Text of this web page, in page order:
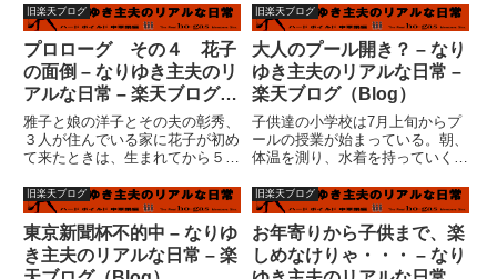
介して、次の人（５人？）にバト
ンを渡して好きな音楽紹介の輪を
広げるということでしょうか。輪
を広げてもねずみ講式に儲からな
さ...
「よさそうですね」なんていって
いる。「まあ、後２週間くらいし
て徐々に社会復帰すれば・・・」
「いや、ちょっと仕事がやばいん
で...
旧楽天ブログ
プロローグ その４ 花子
の面倒 – なりゆき主夫のリ
アルな日常 – 楽天ブログ
（Blog）
雅子と娘の洋子とその夫の彰秀、
３人が住んでいる家に花子が初め
て来たときは、生まれてから５ヶ
に首は据わっていた花子は、髪の
毛の薄い、皮膚の色も薄い赤ちゃ
んで、顔も体格も小さく、その薄
く、弱々しい顔で、小さく笑う
の...
旧楽天ブログ
大人のプール開き？ – なり
ゆき主夫のリアルな日常 –
楽天ブログ（Blog）
子供達の小学校は7月上旬からプ
ールの授業が始まっている。朝、
体温を測り、水着を持っていくわ
日誰かがプールの支度を持って学
校に行っていることになる。子供
達はプールが好きだ。実は、私も
好きだ。実際には泳ぐのが好き
な...
旧楽天ブログ
東京新聞杯不的中 – なりゆ
き主夫のリアルな日常 – 楽
旧楽天ブログ
お年寄りから子供まで、楽
しめなけりゃ・・・ – なり